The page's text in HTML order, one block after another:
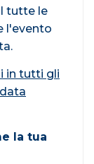
tutte le
l'evento
in tutti gli
la tua